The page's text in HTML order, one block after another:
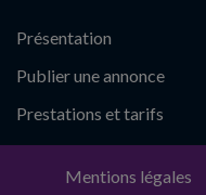
Présentation
Publier une annonce
Prestations et tarifs
Mentions légales